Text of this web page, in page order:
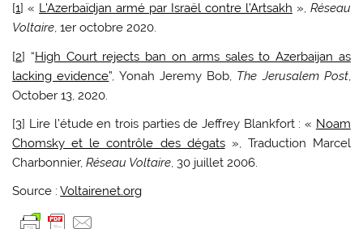
[1] « L’Azerbaïdjan armé par Israël contre l’Artsakh », Réseau
Voltaire, 1er octobre 2020.
[2] “High Court rejects ban on arms sales to Azerbaijan as
lacking evidence”, Yonah Jeremy Bob, The Jerusalem Post,
October 13, 2020.
[3] Lire l’étude en trois parties de Jeffrey Blankfort : « Noam
Chomsky et le contrôle des dégats», Traduction Marcel
Charbonnier,Réseau Voltaire, 30 juillet 2006.
Source :Voltairenet.org